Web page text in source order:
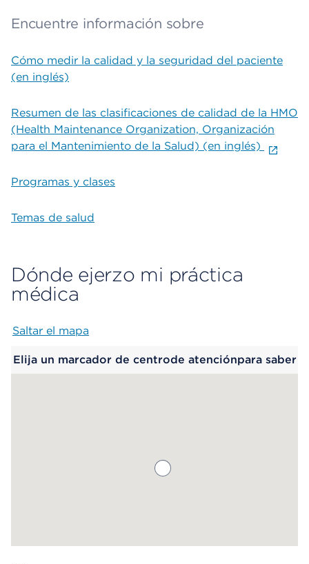
Encuentre información sobre
Cómo medir la calidad y la seguridad del paciente
(en inglés)
Resumen de las clasificaciones de calidad de la HMO
(Health Maintenance Organization, Organización
para el Mantenimiento de la Salud) (en inglés)
Programas y clases
Temas de salud
Dónde ejerzo mi práctica
médica
Saltar el mapa
Elija un marcador de centrode atenciónpara saber